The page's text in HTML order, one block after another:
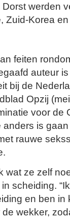
werden
Zuid-Korea
feiten
auteur
bij de
Opzij
voor de
anders is
rauwe
ze zelf
scheiding.
en ben in
wekker,